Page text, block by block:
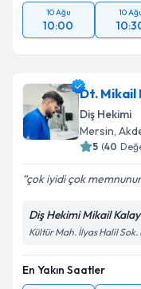
10 Ağu
10:00
10
Dt. Mikail
Diş Hekimi
Mersin,
5 (40
çok iyidi çok
Diş Hekimi Mikail
Kültür Mah. İlyas Halil
En Yakın Saatler